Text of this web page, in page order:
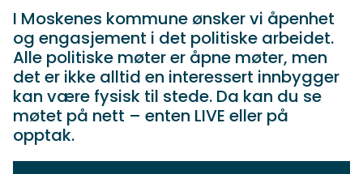
I Moskenes kommune ønsker vi åpenhet
og engasjement i det politiske arbeidet.
Alle politiske møter er åpne møter, men
det er ikke alltid en interessert innbygger
kan være fysisk til stede. Da kan du se
møtet på nett – enten LIVE eller på
opptak.